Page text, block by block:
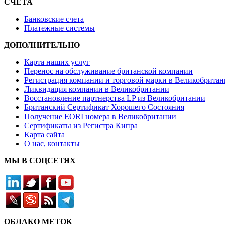
Банковские счета
Платежные системы
ДОПОЛНИТЕЛЬНО
Карта наших услуг
Перенос на обслуживание британской компании
Регистрация компании и торговой марки в
Ликвидация компании в Великобритании
Восстановление партнерства LP из Великобритании
Британский Сертификат Хорошего Состояния
Получение EORI номера в Великобритании
Сертификаты из Регистра Кипра
Карта сайта
О нас, контакты
МЫ В СОЦСЕТЯХ
ОБЛАКО МЕТОК